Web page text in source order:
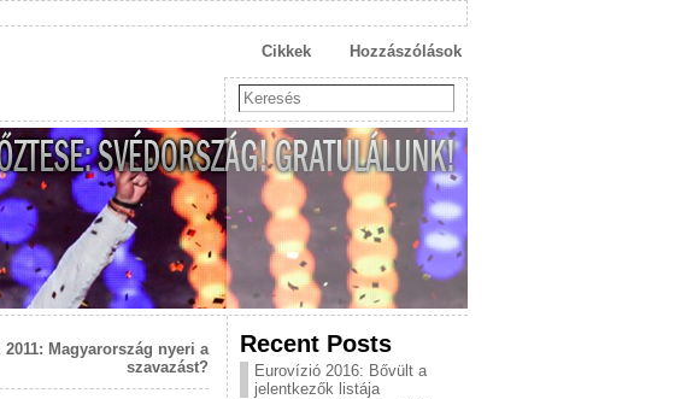
Hozzászólások
Cikkek
2011: Magyarország nyeri a
szavazást?
Recent Posts
Eurovízió 2016: Bővült a
jelentkezők listája